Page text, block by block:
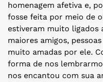
homenagem afetiva e,
fosse feita por meio de
estiveram muito ligados
maiores amigos,
muito amadas por ele.
forma de nos
nos encantou com sua